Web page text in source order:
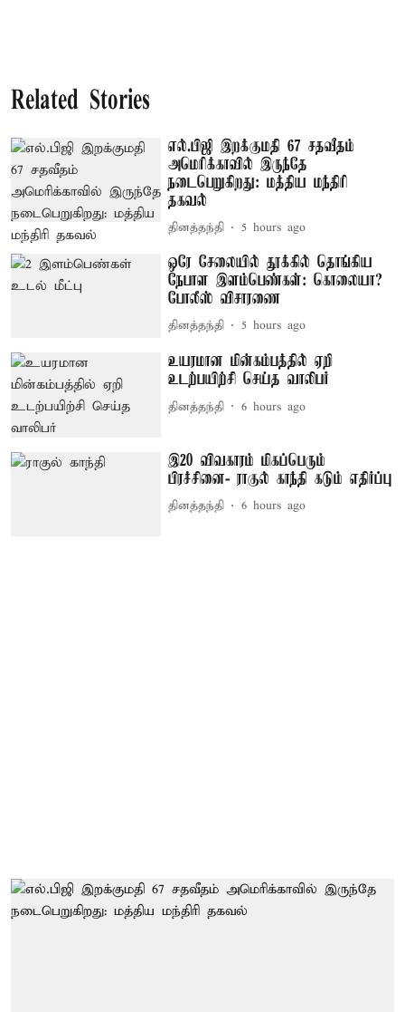
Related Stories
எல்.பிஜி இறக்குமதி 67 சதவீதம்
அமெரிக்காவில் இருந்தே
நடைபெறுகிறது: மத்திய மந்திரி
தகவல்
தினத்தந்தி 5 hours ago
ஒரே சேலையில் தூக்கில் தொங்கிய
நேபாள இளம்பெண்கள்: கொலையா?
போலீஸ் விசாரணை
தினத்தந்தி 5 hours ago
உயரமான மின்கம்பத்தில் ஏறி
உடற்பயிற்சி செய்த வாலிபர்
தினத்தந்தி 6 hours ago
இ20 விவகாரம் மிகப்பெரும்
பிரச்சினை- ராகுல் காந்தி கடும் எதிர்ப்பு
தினத்தந்தி 6 hours ago